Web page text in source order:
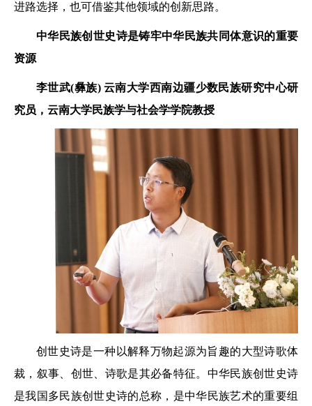
进路选择，也可借鉴其他领域的创新思路。
中华民族创世史诗是铸牢中华民族共同体意识的重要
资源
李世武(彝族)云南大学西南边疆少数民族研究中心研
究员， 云南大学民族学与社会学学院教授
创世史诗是一种以解释万物起源为旨趣的大型诗歌体
裁，叙事、创世、诗歌是其必备特征。中华民族创世史诗
是我国多民族创世史诗的总称，是中华民族艺术的重要组